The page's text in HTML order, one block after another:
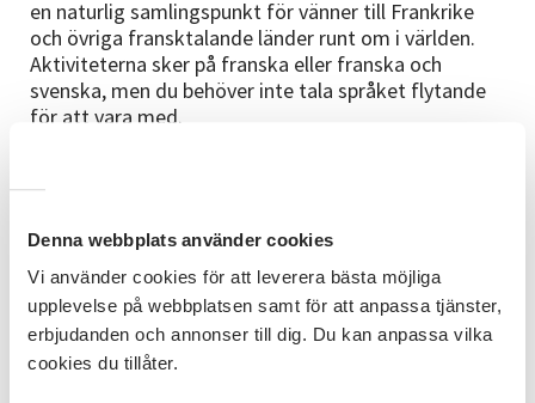
Denna webbplats använder cookies
Vi använder cookies för att leverera bästa möjliga
upplevelse på webbplatsen samt för att anpassa tjänster,
erbjudanden och annonser till dig. Du kan anpassa vilka
cookies du tillåter.
en naturlig samlingspunkt för vänner till Frankrike
och övriga fransktalande länder runt om i världen.
Aktiviteterna sker på franska eller franska och
svenska, men du behöver inte tala språket flytande
för att vara med.
Kommande arrangemang
På föreningens webbsida ser du alla kommande
evenemang. Där kan du också skriva upp dig som
medlem.
Närmast i tiden där SV Gävleborg är med och